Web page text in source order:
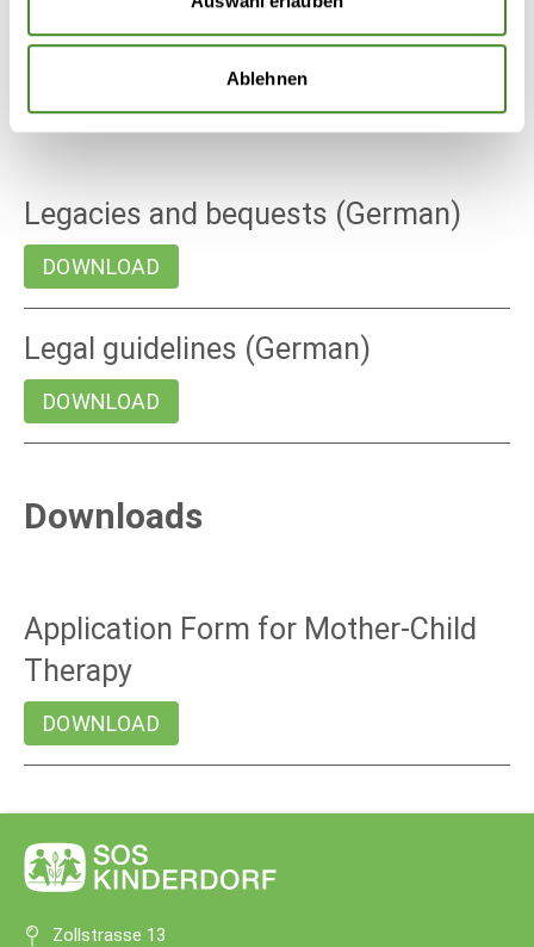
Ablehnen
Wills - Legacy - Bequest
Legacies and bequests (German)
DOWNLOAD
Legal guidelines (German)
DOWNLOAD
Downloads
Application Form for Mother-Child
Therapy
DOWNLOAD
Zollstrasse 13